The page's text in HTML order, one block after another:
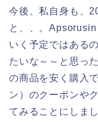
今後、私自身も、
と、、。
いく予定ではある
たいな～～と思っ
の商品を安く購入
ン）のクーポンや
てみることにしまし